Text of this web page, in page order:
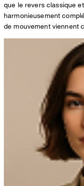
que le revers classique
harmonieusement
de mouvement viennent